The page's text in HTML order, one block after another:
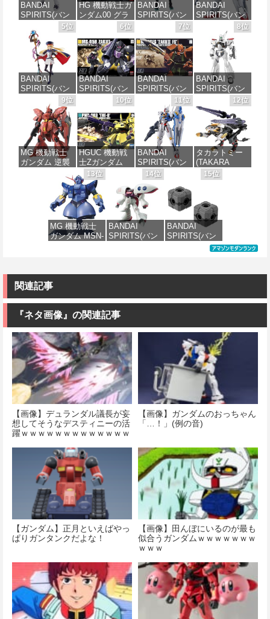
BANDAI
SPIRITS(バン
ダイ スピリッ
ツ) 30MS SIS-
J00 メルンジ
ャ[カラーA] 色
分け済みプラ
モデル
価格：¥4,200
HG 機動戦士ガ
ンダム00 グラ
ハム専用ユニ
オンフラッグ
カスタム 1/144
スケール 色分
け済みプラモ
デル
価格：¥1,800
BANDAI
SPIRITS(バン
ダイスピリッ
ツ) 30MS SIS-
H00 セスティ
エ[カラーC] 色
分け済みプラ
モデル
価格：¥4,450
BANDAI
SPIRITS(バン
ダイ スピリッ
ツ) HGAW 機
動新世紀ガン
ダムX ガンダ
ムエアマスタ
ー 1/144スケー
ル 色分け済み
プラモデル
価格：¥3,782
5位
BANDAI
SPIRITS(バン
ダイ スピリッ
ツ) 30MS
Fate/Grand
Order アルトリ
ア・キャスタ
ー 色分け済み
プラモデル
価格：¥7,800
6位
BANDAI
SPIRITS(バン
ダイ スピリッ
ツ) HGUC 機動
戦士ガンダム
ザクI(黒い三連
星仕様) 1/144
スケール 色分
け済みプラモ
デル
価格：¥2,200
7位
BANDAI
SPIRITS(バン
ダイ スピリッ
ツ) HGUC
1/144 ザクII
(ガルマ専用機)
(機動戦士ガン
ダム)
価格：¥2,880
8位
BANDAI
SPIRITS(バン
ダイ スピリッ
ツ) 機動警察パ
トレイバー
EZY RG 1/48
AV-98Plus (イ
ングラム・プ
ラス) 色分け済
みプラモデル
9位
MG 機動戦士
ガンダム 逆襲
04 サザビー
Ver.Ka 1/100ス
ケール 色分け
済みプラモデ
価格：¥15,000
10位
HGUC 機動戦
士Zガンダム
PMX-003 ジ・
オ 1/144スケー
ル 色分け済み
プラモデル
価格：¥4,200
11位
BANDAI
SPIRITS(バン
ダイ スピリッ
ツ) FULL
MECHANICS
機動戦士ガン
ダム 水星の魔
女 ガンダムエ
アリアル 1/100
スケール 色分
12位
タカラトミー
(TAKARA
TOMY) T-
SPARK
MODEL リアラ
イズモデル
ZOIDS ゾイド
RMZ-025 ライ
ガーゼロファ
ルコン (ZBF)
13位
MG 機動戦士
ガンダム MSN-
ラモデル
14位
BANDAI
SPIRITS(バン
ダム キュベレ
プラモデル
15位
BANDAI
SPIRITS(バン
ダイ スピリッ
(EXジョイント
ラモデル
関連記事
『ネタ画像』の関連記事
【画像】デュランダル議長が妄
想してそうなデスティニーの活
躍ｗｗｗｗｗｗｗｗｗｗｗｗｗ
【画像】ガンダムのおっちゃん
「…！」(例の音)
【ガンダム】正月といえばやっ
ぱりガンタンクだよな！
【画像】田んぼにいるのが最も
似合うガンダムｗｗｗｗｗｗｗ
ｗｗｗ